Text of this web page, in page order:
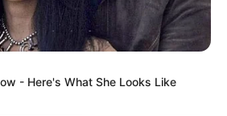
- Here's What She Looks Like